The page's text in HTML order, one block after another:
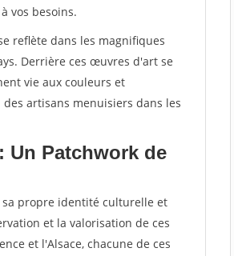
vos besoins.
reflète dans les magnifiques
Derrière ces œuvres d'art se
vie aux couleurs et
artisans menuisiers dans les
Un Patchwork de
sa propre identité culturelle et
et la valorisation de ces
et l'Alsace, chacune de ces